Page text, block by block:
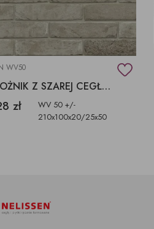
WV50
NAROŻNIK Z SZAREJ CEGŁY CAP GRIS NEZ
zł
WV 50 +/-
210x100x20/25x50